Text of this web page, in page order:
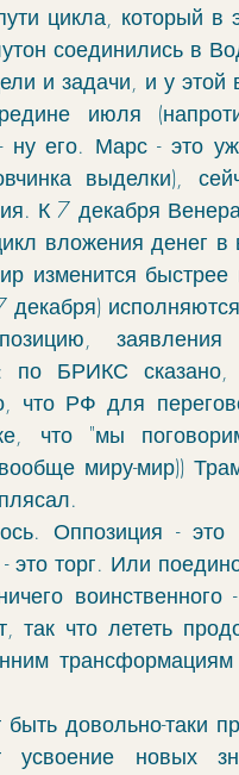
цикла, который в
соединились в
и задачи, и у этой
июля
его. Марс - это
выделки),
К 7 декабря
вложения денег
изменится
заявления
по БРИКС
что РФ для
"мы
миру-мир))
Оппозиция -
торг. Или
что лететь
довольно-таки
новых